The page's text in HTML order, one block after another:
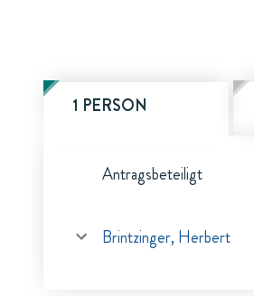
1 PERSON
Antragsbeteiligt
Brintzinger, Herbert